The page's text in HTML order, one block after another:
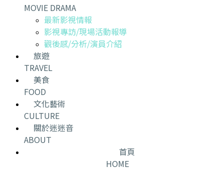
MOVIE DRAMA
最新影視情報
影視專訪/現場活動報導
觀後感/分析/演員介紹
旅遊
TRAVEL
美食
FOOD
文化藝術
CULTURE
關於迷迷音
ABOUT
首頁
HOME